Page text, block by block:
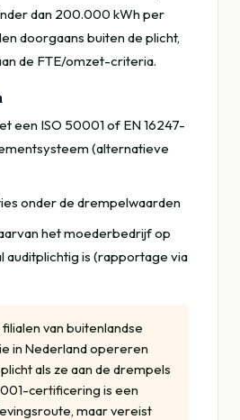
dan 200.000 kWh per
doorgaans buiten de plicht,
de FTE/omzet-criteria.
een ISO 50001 of EN 16247-
(alternatieve
onder de drempelwaarden
het moederbedrijf op
auditplichtig is (rapportage via
van buitenlandse
in Nederland opereren
als ze aan de drempels
certificering is een
maar vereist